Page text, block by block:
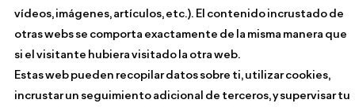
vídeos, imágenes, artículos, etc.). El contenido incrustado de
otras webs se comporta exactamente de la misma manera que
si el visitante hubiera visitado la otra web.
Estas web pueden recopilar datos sobre ti, utilizar cookies,
incrustar un seguimiento adicional de terceros, y supervisar tu